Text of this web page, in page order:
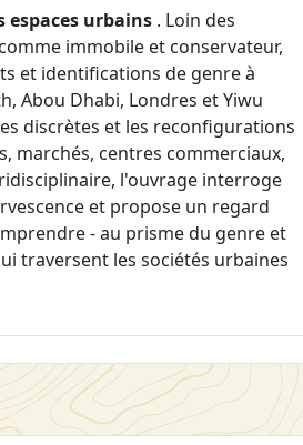
espaces urbains . Loin des
immobile et conservateur,
et identifications de genre à
Abou Dhabi, Londres et Yiwu
discrètes et les reconfigurations
marchés, centres commerciaux,
l'ouvrage interroge
et propose un regard
- au prisme du genre et
traversent les sociétés urbaines